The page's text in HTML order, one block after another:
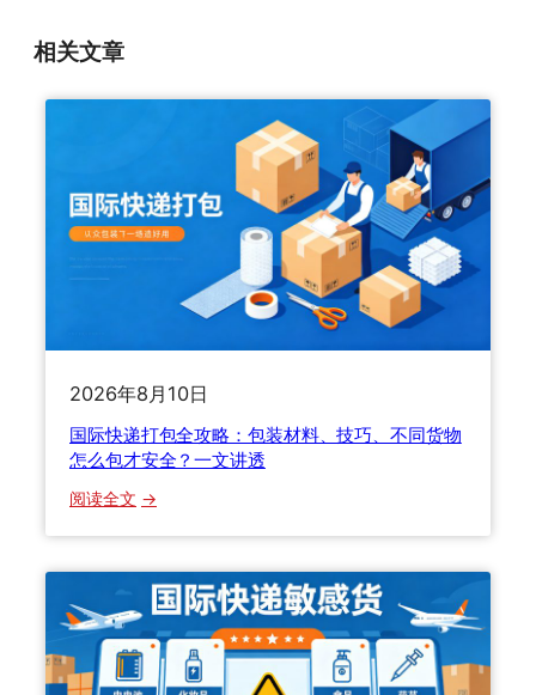
相关文章
2026年8月10日
国际快递打包全攻略：包装材料、技巧、不同货物
怎么包才安全？一文讲透
阅读全文 ：
递
打
包
全